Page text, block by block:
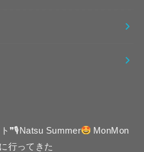
❞🎙Natsu Summer
MonMon
行ってきた